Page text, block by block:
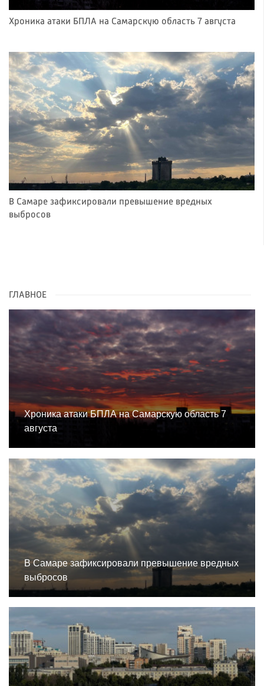
Хроника атаки БПЛА на Самарскую область 7 августа
В Самаре зафиксировали превышение вредных
выбросов
ГЛАВНОЕ
Хроника атаки БПЛА на Самарскую область 7
августа
В Самаре зафиксировали превышение вредных
выбросов